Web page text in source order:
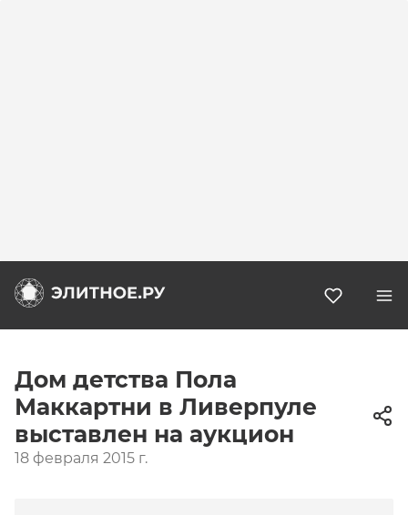
Дом детства Пола
Маккартни в Ливерпуле
выставлен на аукцион
18 февраля 2015 г.